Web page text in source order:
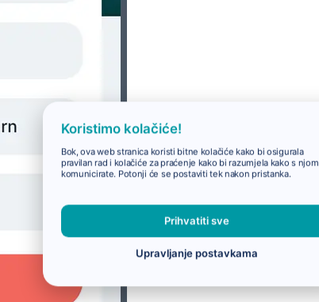
Koristimo kolačiće!
Bok, ova web stranica koristi bitne kolačiće kako bi osigurala
pravilan rad i kolačiće za praćenje kako bi razumjela kako s njom
komunicirate. Potonji će se postaviti tek nakon pristanka.
Prihvatiti sve
Upravljanje postavkama